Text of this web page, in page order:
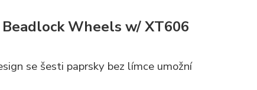
Wheels w/ XT606
se šesti paprsky bez límce umožní